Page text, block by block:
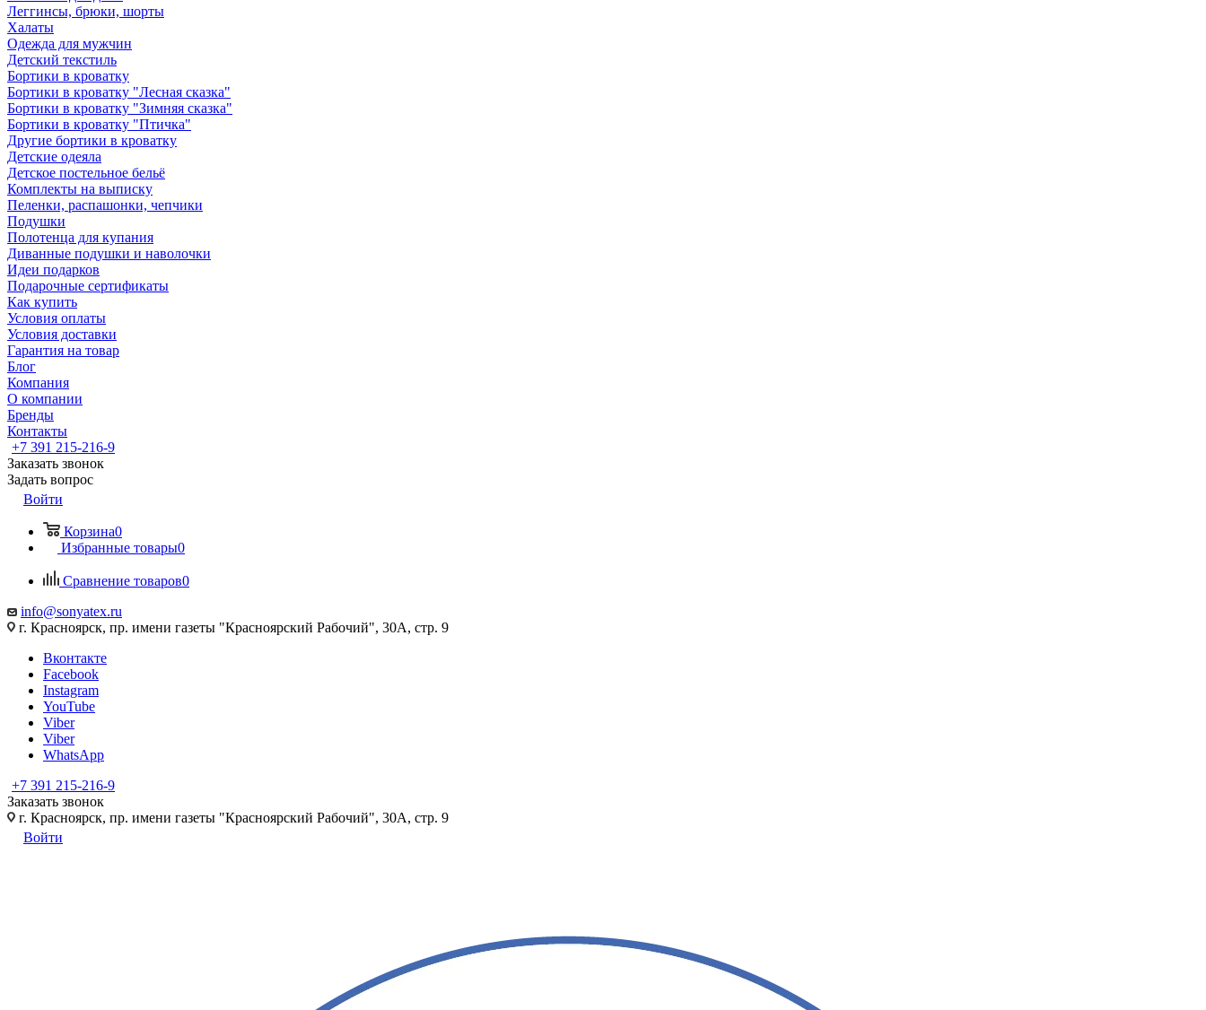
Леггинсы, брюки, шорты
Халаты
Одежда для мужчин
Детский текстиль
Бортики в кроватку
Бортики в кроватку "Лесная сказка"
Бортики в кроватку "Зимняя сказка"
Бортики в кроватку "Птичка"
Другие бортики в кроватку
Детские одеяла
Детское постельное бельё
Комплекты на выписку
Пеленки, распашонки, чепчики
Подушки
Полотенца для купания
Диванные подушки и наволочки
Идеи подарков
Подарочные сертификаты
Как купить
Условия оплаты
Условия доставки
Гарантия на товар
Блог
Компания
О компании
Бренды
Контакты
+7 391 215-216-9
Заказать звонок
Задать вопрос
Войти
Корзина0
Избранные товары0
Сравнение товаров0
info@sonyatex.ru
г. Красноярск, пр. имени газеты "Красноярский Рабочий", 30А, стр. 9
Вконтакте
Facebook
Instagram
YouTube
Viber
Viber
WhatsApp
+7 391 215-216-9
Заказать звонок
г. Красноярск, пр. имени газеты "Красноярский Рабочий", 30А, стр. 9
Войти